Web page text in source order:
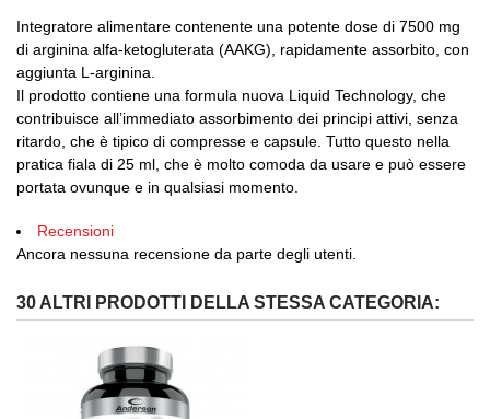
Integratore alimentare contenente una potente dose di 7500 mg
di arginina alfa-ketogluterata (AAKG), rapidamente assorbito, con
aggiunta L-arginina.
Il prodotto contiene una formula nuova Liquid Technology, che
contribuisce all’immediato assorbimento dei principi attivi, senza
ritardo, che è tipico di compresse e capsule. Tutto questo nella
pratica fiala di 25 ml, che è molto comoda da usare e può essere
portata ovunque e in qualsiasi momento.
Recensioni
Ancora nessuna recensione da parte degli utenti.
30 ALTRI PRODOTTI DELLA STESSA CATEGORIA: